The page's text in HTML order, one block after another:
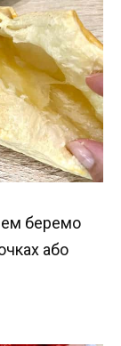
беремо
або